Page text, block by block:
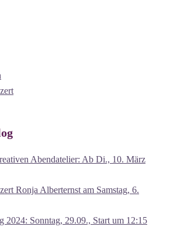
Abendatelier: Ab Di., 10. März
Ronja Alberternst am Samstag, 6.
2024: Sonntag, 29.09., Start um 12:15